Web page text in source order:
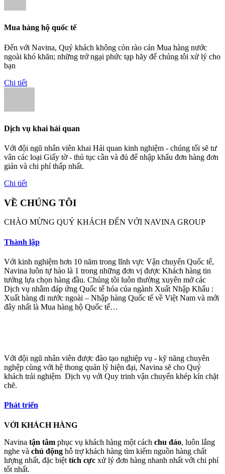
Mua hàng hộ quốc tế
Đến với Navina, Quý khách không còn rào cản Mua hàng nước
ngoài khó khăn; những trở ngại phức tạp hãy để chúng tôi xử lý cho
bạn
Chi tiết
Dịch vụ khai hải quan
Với đội ngũ nhân viên khai Hải quan kinh nghiệm - chúng tối sẽ tư
vân các loại Giấy tờ - thủ tục cần và đủ để nhập khẩu đơn hàng đơn
giản và chi phí thấp nhất.
Chi tiết
VỀ CHÚNG TÔI
CHÀO MỪNG QUÝ KHÁCH ĐẾN VỚI NAVINA GROUP
Thành lập
Với kinh nghiệm hơn 10 năm trong lĩnh vực Vận chuyển Quốc tế,
Navina luôn tự hào là 1 trong những đơn vị được Khách hàng tin
tưởng lựa chọn hàng đầu. Chúng tôi luôn thường xuyên mở các
Dịch vụ nhằm đáp ứng Quốc tế hóa của ngành Xuất Nhập Khẩu :
Xuất hàng đi nước ngoài – Nhập hàng Quốc tế về Việt Nam và mới
đây nhất là Mua hàng hộ Quốc tế…
Với đội ngũ nhân viên được đào tạo nghiệp vụ - kỹ năng chuyên
nghệp cùng với hệ thong quản lý hiện đại, Navina sẽ cho Quý
khách trải nghiệm Dịch vụ với Quy trinh vận chuyển khép kín chặt
chẽ.
Phát triển
VỚI KHÁCH HÀNG
Navina tận tâm phục vụ khách hàng một cách chu đáo, luôn lắng
nghe và chủ động hỗ trợ khách hàng tìm kiếm nguồn hàng chất
lượng nhất, đặc biệt tích cực xử lý đơn hàng nhanh nhất với chi phí
tốt nhất.